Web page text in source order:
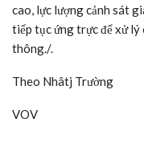
cao, lực lượng cảnh sát
tiếp tục ứng trực để xử lý
thông./.
Theo Nhâtj Trường
VOV